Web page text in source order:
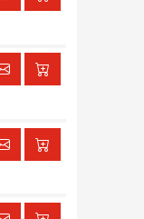
lokalizacji
lokalizacji
lokalizacji